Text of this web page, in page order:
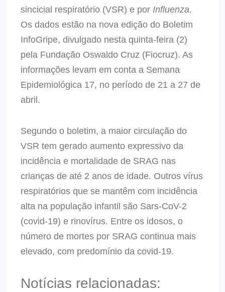
sincicial respiratório (VSR) e por Influenza.
Os dados estão na nova edição do Boletim
InfoGripe, divulgado nesta quinta-feira (2)
pela Fundação Oswaldo Cruz (Fiocruz). As
informações levam em conta a Semana
Epidemiológica 17, no período de 21 a 27 de
abril.
Segundo o boletim, a maior circulação do
VSR tem gerado aumento expressivo da
incidência e mortalidade de SRAG nas
crianças de até 2 anos de idade. Outros vírus
respiratórios que se mantêm com incidência
alta na população infantil são Sars-CoV-2
(covid-19) e rinovírus. Entre os idosos, o
número de mortes por SRAG continua mais
elevado, com predomínio da covid-19.
Notícias relacionadas: